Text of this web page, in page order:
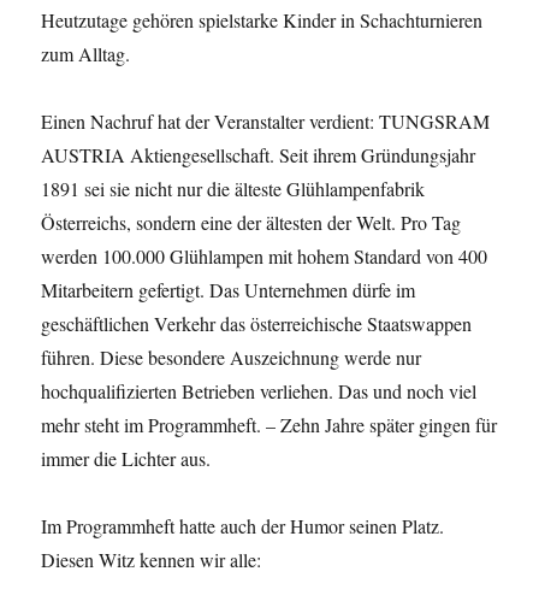
Heutzutage gehören spielstarke Kinder in Schachturnieren
zum Alltag.
Einen Nachruf hat der Veranstalter verdient: TUNGSRAM
AUSTRIA Aktiengesellschaft. Seit ihrem Gründungsjahr
1891 sei sie nicht nur die älteste Glühlampenfabrik
Österreichs, sondern eine der ältesten der Welt. Pro Tag
werden 100.000 Glühlampen mit hohem Standard von 400
Mitarbeitern gefertigt. Das Unternehmen dürfe im
geschäftlichen Verkehr das österreichische Staatswappen
führen. Diese besondere Auszeichnung werde nur
hochqualifizierten Betrieben verliehen. Das und noch viel
mehr steht im Programmheft. – Zehn Jahre später gingen für
immer die Lichter aus.
Im Programmheft hatte auch der Humor seinen Platz.
Diesen Witz kennen wir alle: